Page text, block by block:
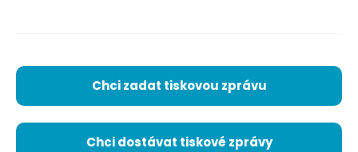
Chci zadat tiskovou zprávu
Chci dostávat tiskové zprávy